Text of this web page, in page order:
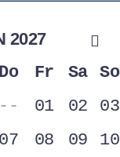
2027
Do Fr Sa
So
-- 01 02
03
07 08 09 10